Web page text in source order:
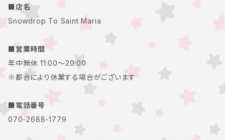
■店名
Snowdrop To Saint Maria
■営業時間
年中無休 11:00～20:00
※都合により休業する場合がございます
■電話番号
070-2688-1779